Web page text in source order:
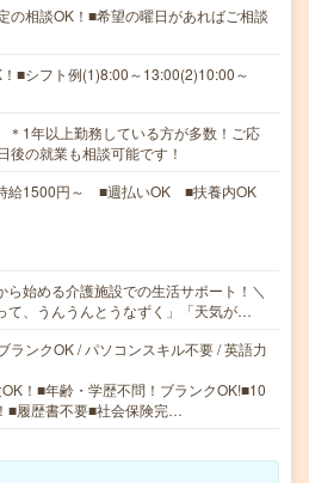
の相談OK！■希望の曜日があればご相談
■シフト例(1)8:00～13:00(2)10:00～
＊1年以上勤務している方が多数！ご応
後の就業も相談可能です！
給1500円～ ■週払いOK ■扶養内OK
ら始める介護施設での生活サポート！＼
て、うんうんとうなずく」「天気が…
ランクOK / パソコンスキル不要 / 英語力
！■年齢・学歴不問！ブランクOK!■10
■履歴書不要■社会保険完…